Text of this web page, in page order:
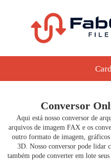
Conversor
Aqui está nosso conversor de
arquivos de imagem FAX e os
outro formato de imagem,
3D. Nosso conversor pode lidar
também pode converter em lote